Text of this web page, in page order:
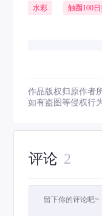
水彩 触圈100
作品版权归原作者
如有盗图等侵权行
评论 2